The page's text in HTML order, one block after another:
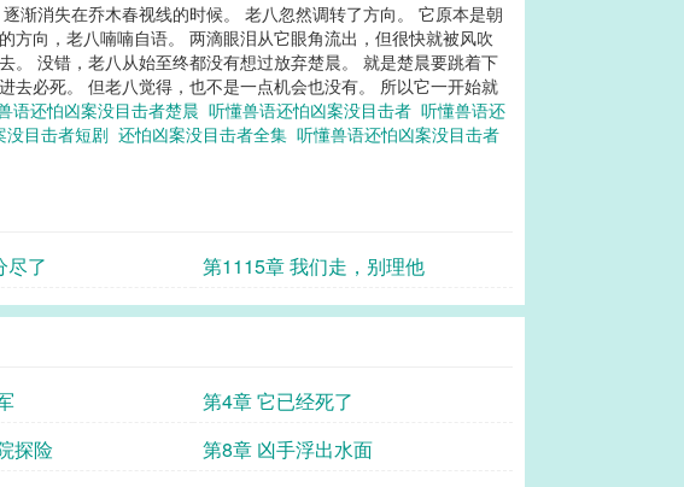
渐消失在乔木春视线的时候。 老八忽然调转了方向。 它原本是朝
方向，老八喃喃自语。 两滴眼泪从它眼角流出，但很快就被风吹
。 没错，老八从始至终都没有想过放弃楚晨。 就是楚晨要跳着下
去必死。 但老八觉得，也不是一点机会也没有。 所以它一开始就
语还怕凶案没目击者楚晨 听懂兽语还怕凶案没目击者 听懂兽语还
没目击者短剧 还怕凶案没目击者全集 听懂兽语还怕凶案没目击者
尽了 第1115章 我们走，别理他
第4章 它已经死了
探险
第8章 凶手浮出水面